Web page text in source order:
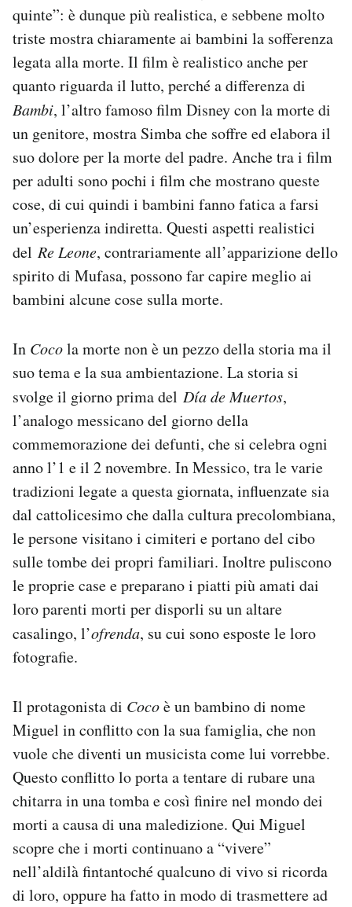
quinte”: è dunque più realistica, e sebbene molto
triste mostra chiaramente ai bambini la sofferenza
legata alla morte. Il film è realistico anche per
quanto riguarda il lutto, perché a differenza di
Bambi, l’altro famoso film Disney con la morte di
un genitore, mostra Simba che soffre ed elabora il
suo dolore per la morte del padre. Anche tra i film
per adulti sono pochi i film che mostrano queste
cose, di cui quindi i bambini fanno fatica a farsi
un’esperienza indiretta. Questi aspetti realistici
del Re Leone, contrariamente all’apparizione dello
spirito di Mufasa, possono far capire meglio ai
bambini alcune cose sulla morte.
In Cocola morte non è un pezzo della storia ma il
suo tema e la sua ambientazione. La storia si
svolge il giorno prima del Día de Muertos,
l’analogo messicano del giorno della
commemorazione dei defunti, che si celebra ogni
anno l’1 e il 2 novembre. In Messico, tra le varie
tradizioni legate a questa giornata, influenzate sia
dal cattolicesimo che dalla cultura precolombiana,
le persone visitano i cimiteri e portano del cibo
sulle tombe dei propri familiari. Inoltre puliscono
le proprie case e preparano i piatti più amati dai
loro parenti morti per disporli su un altare
casalingo, l’ofrenda, su cui sono esposte le loro
fotografie.
Il protagonista di Cocoè un bambino di nome
Miguel in conflitto con la sua famiglia, che non
vuole che diventi un musicista come lui vorrebbe.
Questo conflitto lo porta a tentare di rubare una
chitarra in una tomba e così finire nel mondo dei
morti a causa di una maledizione. Qui Miguel
scopre che i morti continuano a “vivere”
nell’aldilà fintantoché qualcuno di vivo si ricorda
di loro, oppure ha fatto in modo di trasmettere ad